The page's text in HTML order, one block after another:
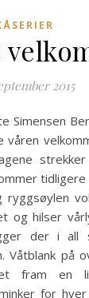
2015
våren
ryggsøylen
og hilser
der i all
Våtblank på
fram en
for